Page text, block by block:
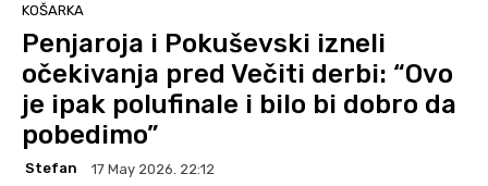
KOŠARKA
Penjaroja i Pokuševski izneli
očekivanja pred Večiti derbi: “Ovo
je ipak polufinale i bilo bi dobro da
pobedimo”
Stefan 17 May 2026. 22:12